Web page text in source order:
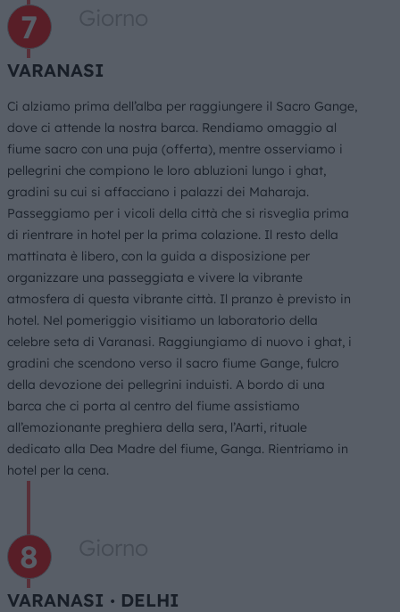
VARANASI
Ci alziamo prima dell’alba per raggiungere il Sacro Gange,
dove ci attende la nostra barca. Rendiamo omaggio al
fiume sacro con una puja (offerta), mentre osserviamo i
pellegrini che compiono le loro abluzioni lungo i ghat,
gradini su cui si affacciano i palazzi dei Maharaja.
Passeggiamo per i vicoli della città che si risveglia prima
di rientrare in hotel per la prima colazione. Il resto della
mattinata è libero, con la guida a disposizione per
organizzare una passeggiata e vivere la vibrante
atmosfera di questa vibrante città. Il pranzo è previsto in
hotel. Nel pomeriggio visitiamo un laboratorio della
celebre seta di Varanasi. Raggiungiamo di nuovo i ghat, i
gradini che scendono verso il sacro fiume Gange, fulcro
della devozione dei pellegrini induisti. A bordo di una
barca che ci porta al centro del fiume assistiamo
all’emozionante preghiera della sera, l’Aarti, rituale
dedicato alla Dea Madre del fiume, Ganga. Rientriamo in
hotel per la cena.
VARANASI ∙ DELHI